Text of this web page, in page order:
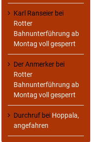
Karl Ranseier bei
Rotter
Bahnunterführung ab
Montag voll gesperrt
Der Anmerker bei
Rotter
Bahnunterführung ab
Montag voll gesperrt
Durchruf bei Hoppala,
angefahren